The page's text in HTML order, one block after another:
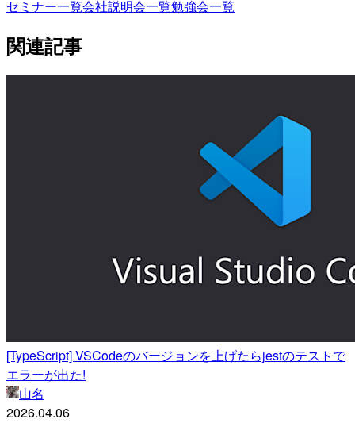
セミナー一覧会社説明会一覧勉強会一覧
関連記事
[TypeScript] VSCodeのバージョンを上げたらjestのテストで
エラーが出た!
山名
2026.04.06